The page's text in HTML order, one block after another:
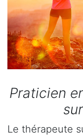
Praticien
Le thérapeute